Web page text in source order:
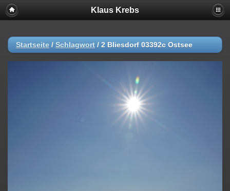
Klaus Krebs
Startseite / Schlagwort / 2 Bliesdorf 03392c Ostsee